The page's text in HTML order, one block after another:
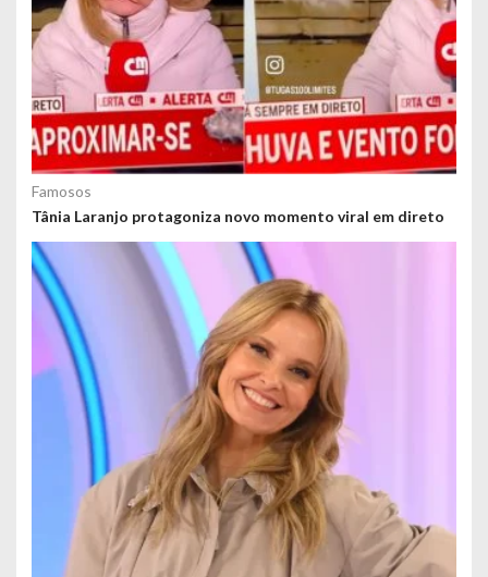
Famosos
Tânia Laranjo protagoniza novo momento viral em direto